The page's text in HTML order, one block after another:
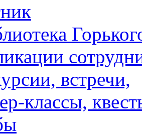
встречи,
классы,